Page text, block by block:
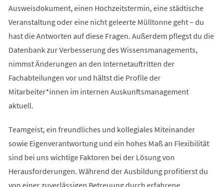
Ausweisdokument, einen Hochzeitstermin, eine städtische
Veranstaltung oder eine nicht geleerte Mülltonne geht – du
hast die Antworten auf diese Fragen. Außerdem pflegst du die
Datenbank zur Verbesserung des Wissensmanagements,
nimmst Änderungen an den Internetauftritten der
Fachabteilungen vor und hältst die Profile der
Mitarbeiter*innen im internen Auskunftsmanagement
aktuell.
Teamgeist, ein freundliches und kollegiales Miteinander
sowie Eigenverantwortung und ein hohes Maß an Flexibilität
sind bei uns wichtige Faktoren bei der Lösung von
Herausforderungen. Während der Ausbildung profitierst du
von einer zuverlässigen Betreuung durch erfahrene